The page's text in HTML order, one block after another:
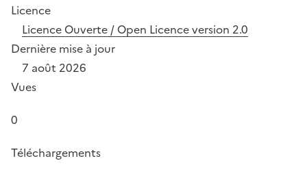
Licence
Licence Ouverte / Open Licence version 2.0
Dernière mise à jour
7 août 2026
Vues
0
Téléchargements